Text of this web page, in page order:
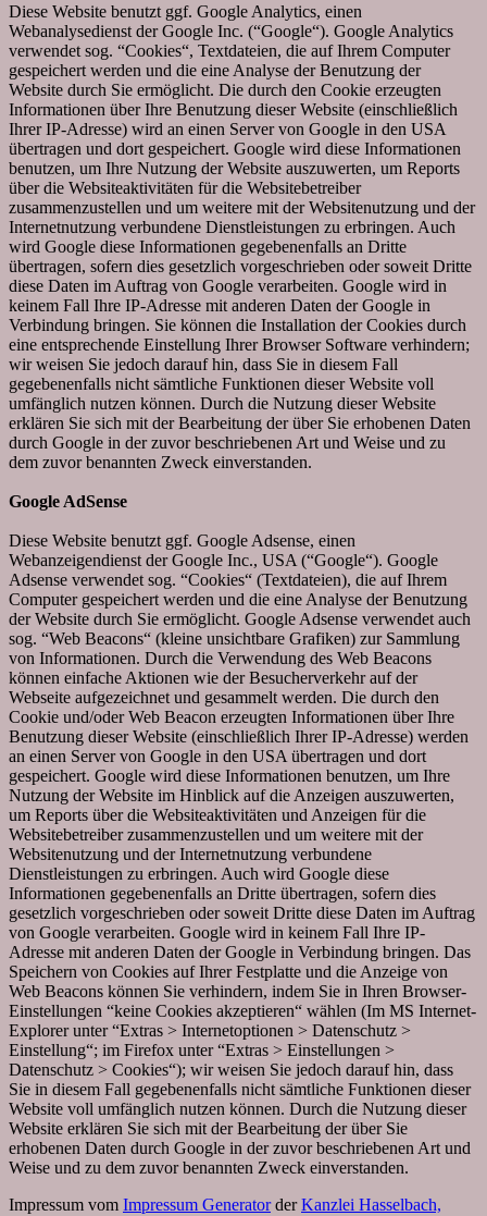
Diese Website benutzt ggf. Google Analytics, einen
Webanalysedienst der Google Inc. (“Google“). Google Analytics
verwendet sog. “Cookies“, Textdateien, die auf Ihrem Computer
gespeichert werden und die eine Analyse der Benutzung der
Website durch Sie ermöglicht. Die durch den Cookie erzeugten
Informationen über Ihre Benutzung dieser Website (einschließlich
Ihrer IP-Adresse) wird an einen Server von Google in den USA
übertragen und dort gespeichert. Google wird diese Informationen
benutzen, um Ihre Nutzung der Website auszuwerten, um Reports
über die Websiteaktivitäten für die Websitebetreiber
zusammenzustellen und um weitere mit der Websitenutzung und der
Internetnutzung verbundene Dienstleistungen zu erbringen. Auch
wird Google diese Informationen gegebenenfalls an Dritte
übertragen, sofern dies gesetzlich vorgeschrieben oder soweit Dritte
diese Daten im Auftrag von Google verarbeiten. Google wird in
keinem Fall Ihre IP-Adresse mit anderen Daten der Google in
Verbindung bringen. Sie können die Installation der Cookies durch
eine entsprechende Einstellung Ihrer Browser Software verhindern;
wir weisen Sie jedoch darauf hin, dass Sie in diesem Fall
gegebenenfalls nicht sämtliche Funktionen dieser Website voll
umfänglich nutzen können. Durch die Nutzung dieser Website
erklären Sie sich mit der Bearbeitung der über Sie erhobenen Daten
durch Google in der zuvor beschriebenen Art und Weise und zu
dem zuvor benannten Zweck einverstanden.
Google AdSense
Diese Website benutzt ggf. Google Adsense, einen
Webanzeigendienst der Google Inc., USA (“Google“). Google
Adsense verwendet sog. “Cookies“ (Textdateien), die auf Ihrem
Computer gespeichert werden und die eine Analyse der Benutzung
der Website durch Sie ermöglicht. Google Adsense verwendet auch
sog. “Web Beacons“ (kleine unsichtbare Grafiken) zur Sammlung
von Informationen. Durch die Verwendung des Web Beacons
können einfache Aktionen wie der Besucherverkehr auf der
Webseite aufgezeichnet und gesammelt werden. Die durch den
Cookie und/oder Web Beacon erzeugten Informationen über Ihre
Benutzung dieser Website (einschließlich Ihrer IP-Adresse) werden
an einen Server von Google in den USA übertragen und dort
gespeichert. Google wird diese Informationen benutzen, um Ihre
Nutzung der Website im Hinblick auf die Anzeigen auszuwerten,
um Reports über die Websiteaktivitäten und Anzeigen für die
Websitebetreiber zusammenzustellen und um weitere mit der
Websitenutzung und der Internetnutzung verbundene
Dienstleistungen zu erbringen. Auch wird Google diese
Informationen gegebenenfalls an Dritte übertragen, sofern dies
gesetzlich vorgeschrieben oder soweit Dritte diese Daten im Auftrag
von Google verarbeiten. Google wird in keinem Fall Ihre IP-
Adresse mit anderen Daten der Google in Verbindung bringen. Das
Speichern von Cookies auf Ihrer Festplatte und die Anzeige von
Web Beacons können Sie verhindern, indem Sie in Ihren Browser-
Einstellungen “keine Cookies akzeptieren“ wählen (Im MS Internet-
Explorer unter “Extras > Internetoptionen > Datenschutz >
Einstellung“; im Firefox unter “Extras > Einstellungen >
Datenschutz > Cookies“); wir weisen Sie jedoch darauf hin, dass
Sie in diesem Fall gegebenenfalls nicht sämtliche Funktionen dieser
Website voll umfänglich nutzen können. Durch die Nutzung dieser
Website erklären Sie sich mit der Bearbeitung der über Sie
erhobenen Daten durch Google in der zuvor beschriebenen Art und
Weise und zu dem zuvor benannten Zweck einverstanden.
Impressum vom Impressum GeneratorderKanzlei Hasselbach,